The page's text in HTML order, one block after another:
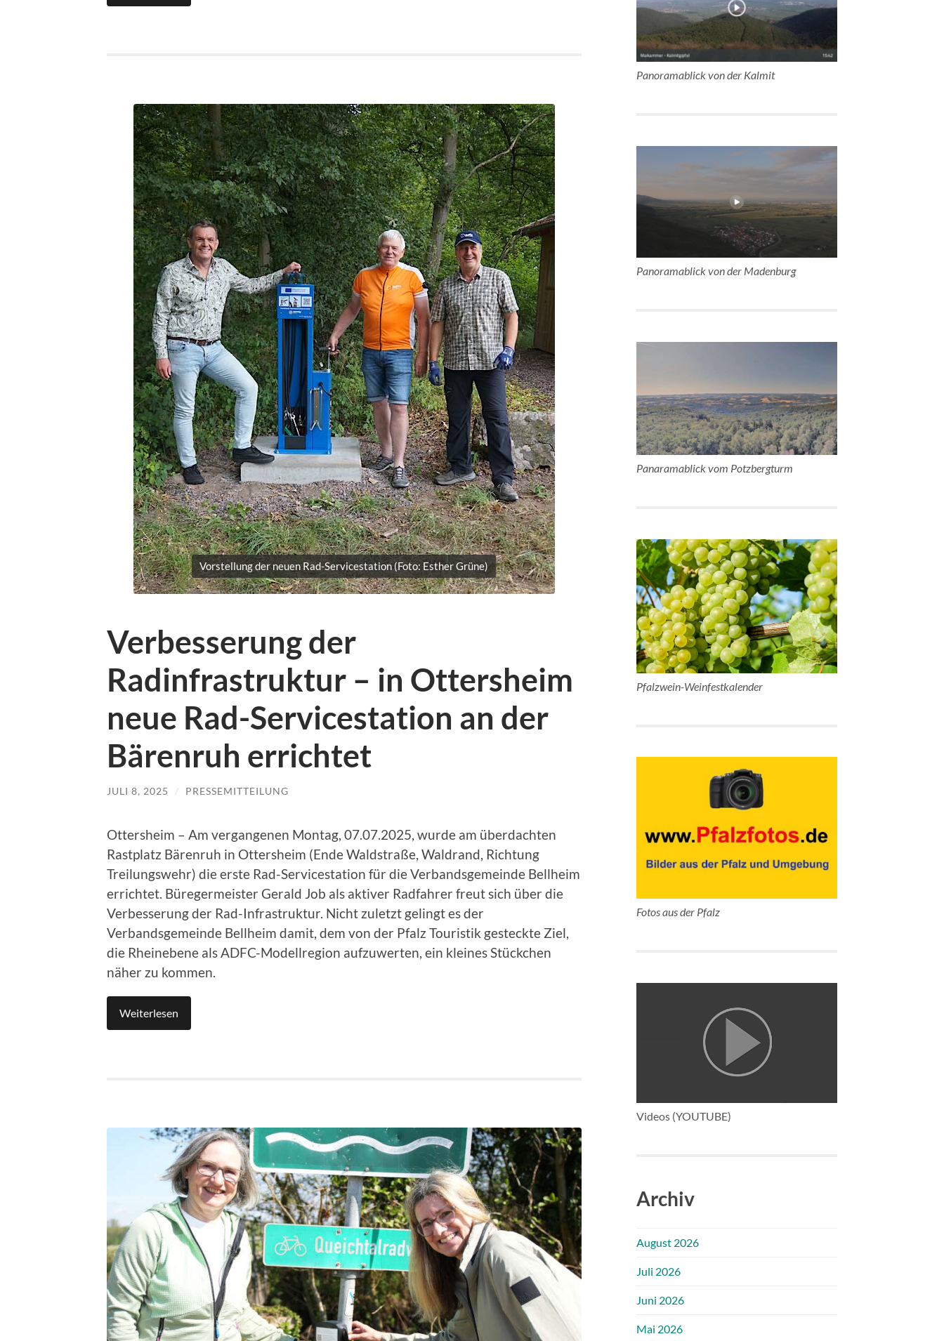
Vorstellung der neuen Rad-Servicestation (Foto: Esther Grüne)
Verbesserung der
Radinfrastruktur – in Ottersheim
neue Rad-Servicestation an der
Bärenruh errichtet
JULI 8, 2025 / PRESSEMITTEILUNG
Ottersheim – Am vergangenen Montag, 07.07.2025, wurde am überdachten
Rastplatz Bärenruh in Ottersheim (Ende Waldstraße, Waldrand, Richtung
Treilungswehr) die erste Rad-Servicestation für die Verbandsgemeinde Bellheim
errichtet. Büregermeister Gerald Job als aktiver Radfahrer freut sich über die
Verbesserung der Rad-Infrastruktur. Nicht zuletzt gelingt es der
Verbandsgemeinde Bellheim damit, dem von der Pfalz Touristik gesteckte Ziel,
die Rheinebene als ADFC-Modellregion aufzuwerten, ein kleines Stückchen
näher zu kommen.
Weiterlesen
Panoramablick von der Kalmit
Panoramablick von der Madenburg
Panaramablick vom Potzbergturm
Pfalzwein-Weinfestkalender
Fotos aus der Pfalz
Videos (YOUTUBE)
Archiv
August 2026
Juli 2026
Juni 2026
Mai 2026